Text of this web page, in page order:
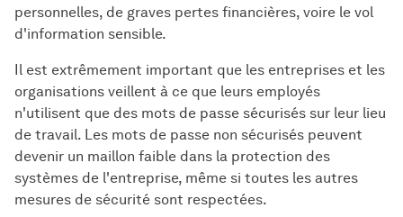
personnelles, de graves pertes financières, voire le vol
d'information sensible.
Il est extrêmement important que les entreprises et les
organisations veillent à ce que leurs employés
n'utilisent que des mots de passe sécurisés sur leur lieu
de travail. Les mots de passe non sécurisés peuvent
devenir un maillon faible dans la protection des
systèmes de l'entreprise, même si toutes les autres
mesures de sécurité sont respectées.